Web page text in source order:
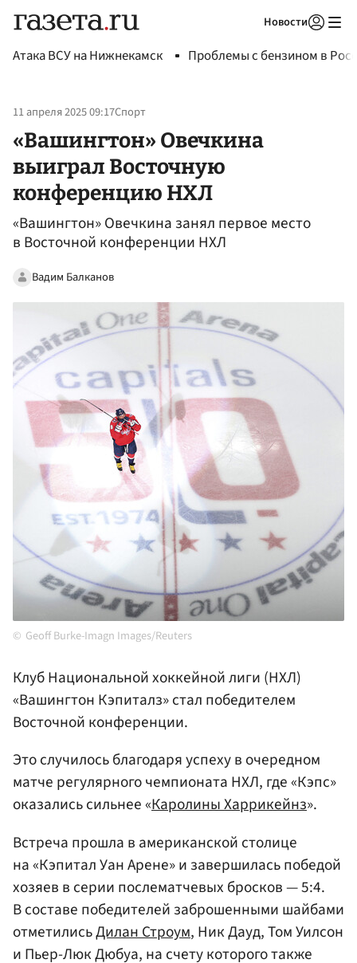
Новости
Атака ВСУ на Нижнекамск Проблемы с бензином в
11 апреля 2025 09:17Спорт
«Вашингтон» Овечкина
выиграл Восточную
конференцию НХЛ
«Вашингтон» Овечкина занял первое место
в Восточной конференции НХЛ
Вадим Балканов
Geoff Burke-Imagn Images/Reuters
Клуб Национальной хоккейной лиги (НХЛ)
«Вашингтон Кэпиталз» стал победителем
Восточной конференции.
Это случилось благодаря успеху в очередном
матче регулярного чемпионата НХЛ, где «Кэпс»
оказались сильнее «Каролины Харрикейнз».
Встреча прошла в американской столице
на «Кэпитал Уан Арене» и завершилась победой
хозяев в серии послематчевых бросков — 5:4.
В составе победителей заброшенными шайбами
отметилисьДилан Строум, Ник Дауд, Том Уилсон
и Пьер-Люк Дюбуа, на счету которого также